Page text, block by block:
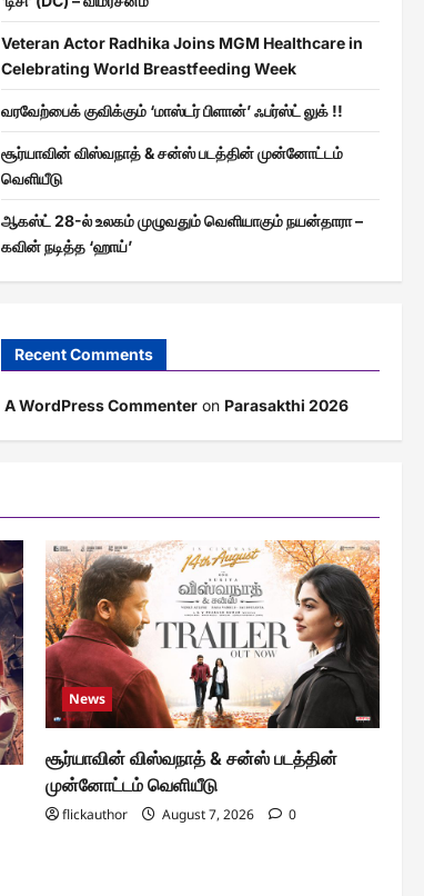
Veteran Actor Radhika Joins MGM Healthcare in
Celebrating World Breastfeeding Week
வரவேற்பைக் குவிக்கும் ‘மாஸ்டர் பிளான்’ ஃபர்ஸ்ட் லுக் !!
சூர்யாவின் விஸ்வநாத் & சன்ஸ் படத்தின் முன்னோட்டம்
வெளியீடு
ஆகஸ்ட் 28-ல் உலகம் முழுவதும் வெளியாகும் நயன்தாரா –
கவின் நடித்த ‘ஹாய்’
Recent Comments
A WordPress Commenteron Parasakthi 2026
News
சூர்யாவின் விஸ்வநாத் & சன்ஸ் படத்தின்
முன்னோட்டம் வெளியீடு
flickauthor August 7, 2026 0